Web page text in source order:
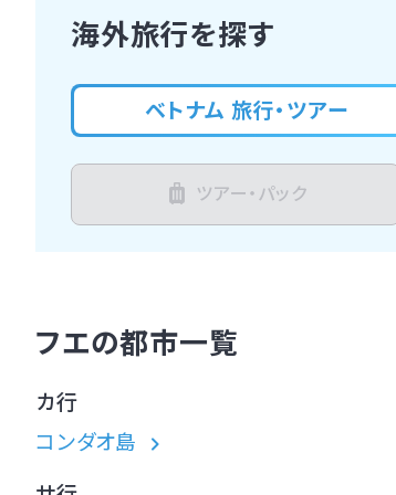
海外旅行を探す
ベトナム 旅行・ツアー
ツアー・パック
フエの都市一覧
カ行
コンダオ島